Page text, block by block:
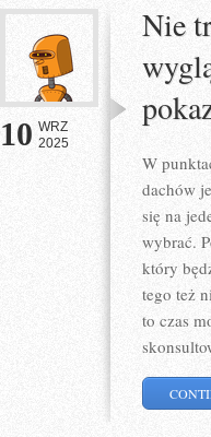
10 WRZ
2025
Nie
W
dachów
się na
wybrać.
który
tego też
to czas